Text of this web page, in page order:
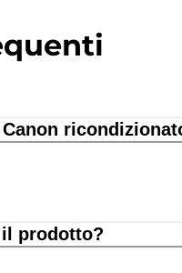
prodotto?